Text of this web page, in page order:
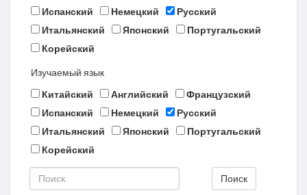
Испанский
Немецкий
Русский
Итальянский
Японский
Португальский
Корейский
Изучаемый язык
Китайский
Английский
Французский
Испанский
Немецкий
Русский
Итальянский
Японский
Португальский
Корейский
Поиск